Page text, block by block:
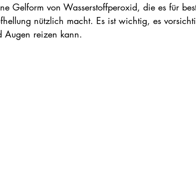
Gelform von Wasserstoffperoxid, die es für
nützlich macht. Es ist wichtig, es
Augen reizen kann.